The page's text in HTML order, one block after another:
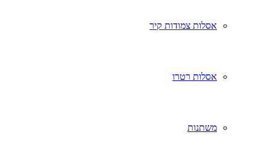
אסלות צמודות קיר
אסלות רטרו
משתנות